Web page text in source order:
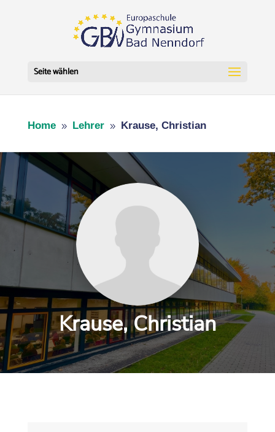
Seite wählen
Home 9 Lehrer 9 Krause, Christian
Krause, Christian